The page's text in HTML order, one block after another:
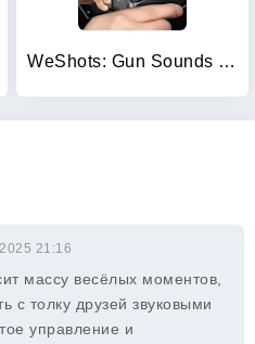
WeShots: Gun Sounds - Gun Shot
21:16
массу весёлых моментов,
с толку друзей звуковыми
управление и